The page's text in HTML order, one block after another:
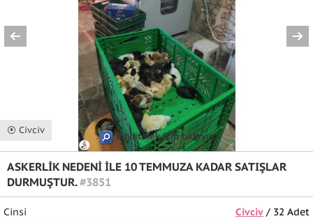
⦿ Civciv
Büyütmek için tıklayın
ASKERLİK NEDENİ İLE 10 TEMMUZA KADAR SATIŞLAR
DURMUŞTUR.#3851
Cinsi Civciv/ 32 Adet